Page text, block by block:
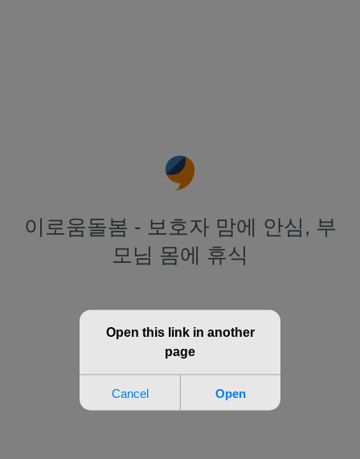
이로움돌봄 - 보호자 맘에 안심, 부
모님 몸에 휴식